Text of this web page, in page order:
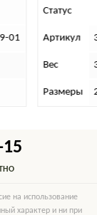
01
Статус
Артикул
Вес
Размеры
на использование
характер и ни при